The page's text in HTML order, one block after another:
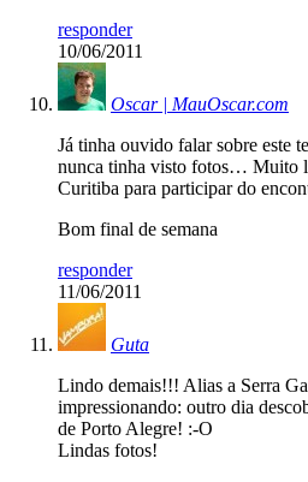
responder
10/06/2011
Oscar | MauOscar.com
Já tinha ouvido falar sobre este
nunca tinha visto fotos… Muito
Curitiba para participar do
Bom final de semana
responder
11/06/2011
Guta
Lindo demais!!! Alias a Serra
impressionando: outro dia
de Porto Alegre! :-O
Lindas fotos!